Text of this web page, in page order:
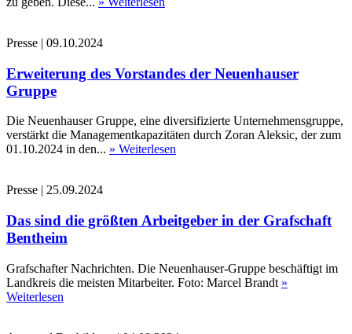
Presse | 09.10.2024
Erweiterung des Vorstandes der Neuenhauser
Gruppe
Die Neuenhauser Gruppe, eine diversifizierte Unternehmensgruppe,
verstärkt die Managementkapazitäten durch Zoran Aleksic, der zum
01.10.2024 in den... » Weiterlesen
Presse | 25.09.2024
Das sind die größten Arbeitgeber in der Grafschaft
Bentheim
Grafschafter Nachrichten. Die Neuenhauser-Gruppe beschäftigt im
Landkreis die meisten Mitarbeiter. Foto: Marcel Brandt »
Weiterlesen